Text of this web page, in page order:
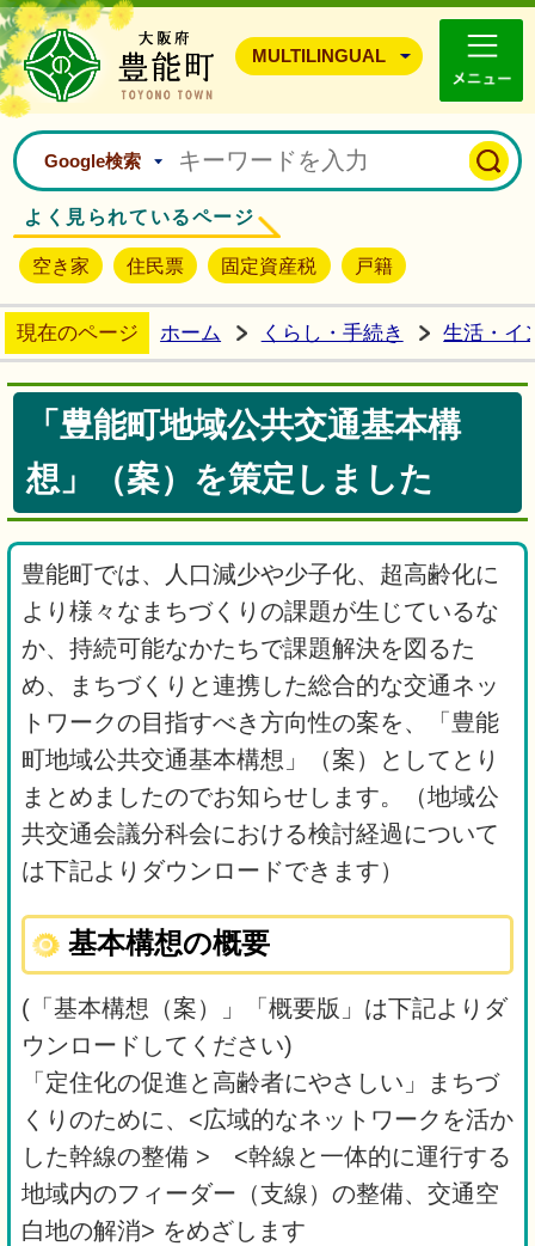
豊能町ホームページ
MULTILINGUAL
Google検索
よく見られているページ
空き家 住民票 固定資産税 戸籍
現在のページ ホーム くらし・手続き 生活・イ
「豊能町地域公共交通基本構
想」（案）を策定しました
豊能町では、人口減少や少子化、超高齢化に
より様々なまちづくりの課題が生じているな
か、持続可能なかたちで課題解決を図るた
め、まちづくりと連携した総合的な交通ネッ
トワークの目指すべき方向性の案を、「豊能
町地域公共交通基本構想」（案）としてとり
まとめましたのでお知らせします。（地域公
共交通会議分科会における検討経過について
は下記よりダウンロードできます）
基本構想の概要
(「基本構想（案）」「概要版」は下記よりダ
ウンロードしてください)
「定住化の促進と高齢者にやさしい」まちづ
くりのために、<広域的なネットワークを活か
した幹線の整備 > <幹線と一体的に運行する
地域内のフィーダー（支線）の整備、交通空
白地の解消> をめざします